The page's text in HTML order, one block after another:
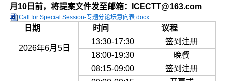
月10日前，将提案文件发至邮箱：ICECTT@163.com
Call for Special Session-专题分论坛意向表.docx
日期 时间 议程
2026年6月5日
13:30-17:30
签到注册
18:00-19:30
晚餐
08:15-09:00
签到注册